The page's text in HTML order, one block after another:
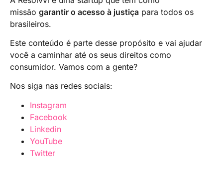
seu CPF junto à Receita Federal.
missão garantir o acesso à justiça para todos os
brasileiros.
Este conteúdo é parte desse propósito e vai ajudar
você a caminhar até os seus direitos como
consumidor. Vamos com a gente?
Nos siga nas redes sociais:
Instagram
Facebook
Linkedin
YouTube
Twitter